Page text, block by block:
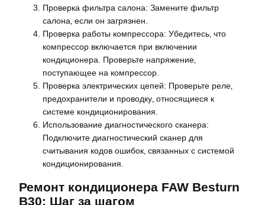
Проверка фильтра салона: Замените фильтр
салона‚ если он загрязнен.
Проверка работы компрессора: Убедитесь‚ что
компрессор включается при включении
кондиционера. Проверьте напряжение‚
поступающее на компрессор.
Проверка электрических цепей: Проверьте реле‚
предохранители и проводку‚ относящиеся к
системе кондиционирования.
Использование диагностического сканера:
Подключите диагностический сканер для
считывания кодов ошибок‚ связанных с системой
кондиционирования.
Ремонт кондиционера FAW Besturn
B30: Шаг за шагом